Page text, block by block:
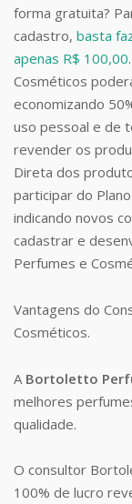
forma gratuita?
cadastro, basta
apenas R$ 100,00
Cosméticos
economizando
uso pessoal e de
revender os
Direta dos
participar do
indicando novos
cadastrar e
Perfumes e
Vantagens do
Cosméticos.
A Bortoletto
melhores
qualidade.
O consultor
100% de lucro